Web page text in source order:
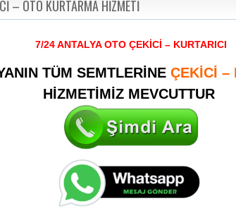
– OTO KURTARMA HİZMETİ
7/24 ANTALYA OTO ÇEKİCİ – KURTARICI
TÜM SEMTLERİNE ÇEKİCİ –
HİZMETİMİZ MEVCUTTUR